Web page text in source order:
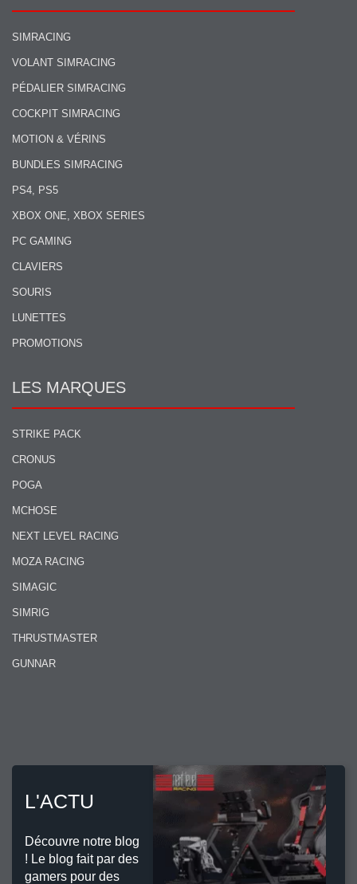
SIMRACING
VOLANT SIMRACING
PÉDALIER SIMRACING
COCKPIT SIMRACING
MOTION & VÉRINS
BUNDLES SIMRACING
PS4, PS5
XBOX ONE, XBOX SERIES
PC GAMING
CLAVIERS
SOURIS
LUNETTES
PROMOTIONS
LES MARQUES
STRIKE PACK
CRONUS
POGA
MCHOSE
NEXT LEVEL RACING
MOZA RACING
SIMAGIC
SIMRIG
THRUSTMASTER
GUNNAR
L'ACTU
Découvre notre blog
! Le blog fait par des
gamers pour des